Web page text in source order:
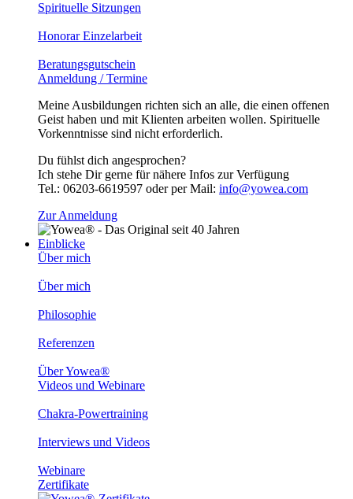
Spirituelle Sitzungen
Honorar Einzelarbeit
Beratungsgutschein
Anmeldung / Termine
Meine Ausbildungen richten sich an alle, die einen offenen
Geist haben und mit Klienten arbeiten wollen. Spirituelle
Vorkenntnisse sind nicht erforderlich.
Du fühlst dich angesprochen?
Ich stehe Dir gerne für nähere Infos zur Verfügung
Tel.: 06203-6619597 oder per Mail: info@yowea.com
Zur Anmeldung
Einblicke
Über mich
Über mich
Philosophie
Referenzen
Über Yowea®
Videos und Webinare
Chakra-Powertraining
Interviews und Videos
Webinare
Zertifikate